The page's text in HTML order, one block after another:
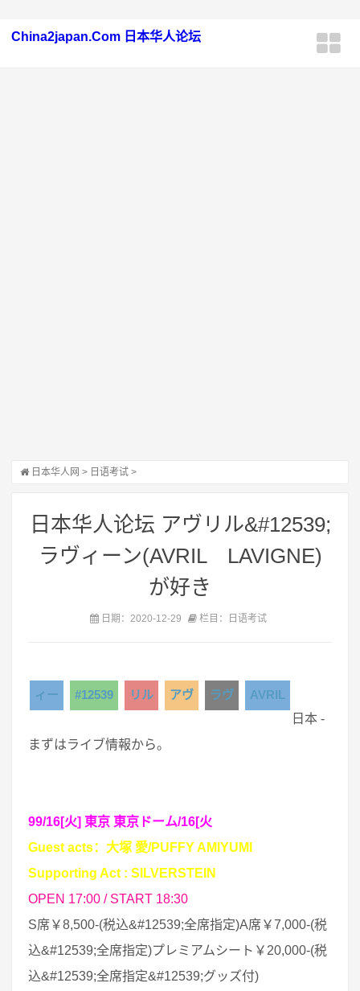
China2japan.Com 日本华人论坛
日本华人网 > 日语考试 >
日本华人论坛 アヴリル&#12539;
ラヴィーン(AVRIL LAVIGNE)
が好き
日期：2020-12-29 栏目：日语考试
ィー #12539 リル アヴ ラヴ
AVRIL
日本 -
まずはライブ情報から。
99/16[火] 東京 東京ドーム/16[火
Guest acts：大塚 愛/PUFFY AMIYUMI
Supporting Act : SILVERSTEIN
OPEN 17:00 / START 18:30
S席￥8,500-(税込&#12539;全席指定)A席￥7,000-(税
込&#12539;全席指定)プレミアムシート￥20,000-(税
込&#12539;全席指定&#12539;グッズ付)